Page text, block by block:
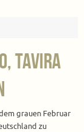
Tavira
grauen Februar
zu